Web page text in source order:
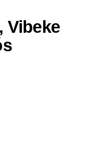
Vibeke